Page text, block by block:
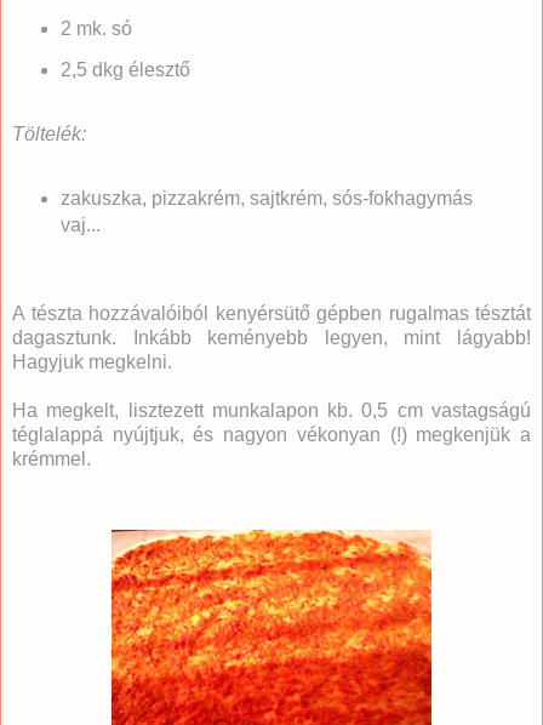
2 mk. só
2,5 dkg élesztő
Töltelék:
zakuszka, pizzakrém, sajtkrém, sós-fokhagymás
vaj...
A tészta hozzávalóiból kenyérsütő gépben rugalmas tésztát
dagasztunk. Inkább keményebb legyen, mint lágyabb!
Hagyjuk megkelni.
Ha megkelt, lisztezett munkalapon kb. 0,5 cm vastagságú
téglalappá nyújtjuk, és nagyon vékonyan (!) megkenjük a
krémmel.